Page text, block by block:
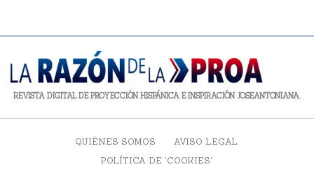
REVISTA DIGITAL DE PROYECCIÓN HISPÁNICA E INSPIRACIÓN JOSEANTONIANA.
QUIÉNES SOMOS
AVISO LEGAL
POLÍTICA DE 'COOKIES'